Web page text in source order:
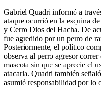
Gabriel Quadri informó a
ataque ocurrió en la esquina
y Cerro Dios del Hacha. De
fue agredido por un perro de
Posteriormente, el político
observa al perro agresor correr
mascota sin que se aprecie el
atacarla. Quadri también
asumió responsabilidad por lo